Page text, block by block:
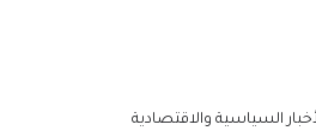
السياسية والاقتصادية